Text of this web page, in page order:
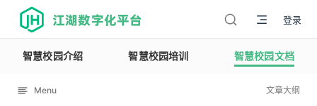
江湖数字化平台 登录
智慧校园介绍 智慧校园培训 智慧校园文档
Menu 文章大纲